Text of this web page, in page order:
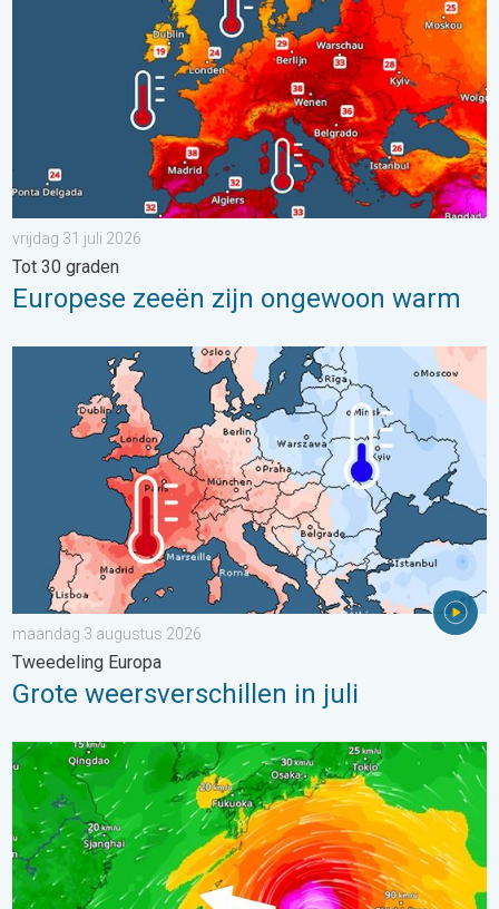
vrijdag 31 juli 2026
Tot 30 graden
Europese zeeën zijn ongewoon warm
Grote weersverschillen in juli. Tweedeling Europa. . .
maandag 3 augustus 2026
Tweedeling Europa
Grote weersverschillen in juli
Tyfoon Dolphin op weg naar Japan. Veel regen en wind. . .